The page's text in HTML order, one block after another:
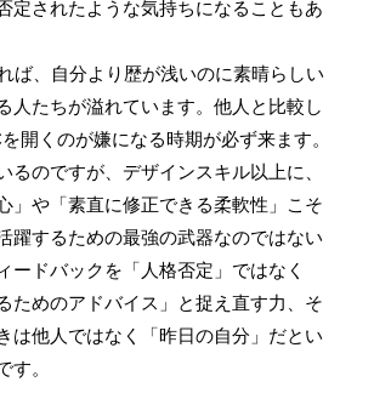
定されたような気持ちになることもあ
ば、自分より歴が浅いのに素晴らしい
人たちが溢れています。他人と比較し
開くのが嫌になる時期が必ず来ます。
るのですが、デザインスキル以上に、
」や「素直に修正できる柔軟性」こそ
躍するための最強の武器なのではない
ードバックを「人格否定」ではなく
ためのアドバイス」と捉え直す力、そ
は他人ではなく「昨日の自分」だとい
す。